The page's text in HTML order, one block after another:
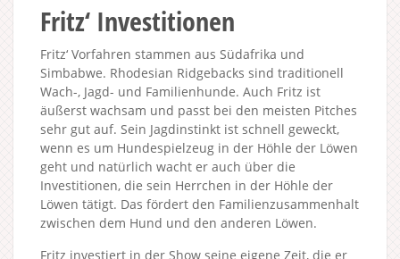
Fritz‘ Investitionen
Fritz‘ Vorfahren stammen aus Südafrika und
Simbabwe. Rhodesian Ridgebacks sind traditionell
Wach-, Jagd- und Familienhunde. Auch Fritz ist
äußerst wachsam und passt bei den meisten Pitches
sehr gut auf. Sein Jagdinstinkt ist schnell geweckt,
wenn es um Hundespielzeug in der Höhle der Löwen
geht und natürlich wacht er auch über die
Investitionen, die sein Herrchen in der Höhle der
Löwen tätigt. Das fördert den Familienzusammenhalt
zwischen dem Hund und den anderen Löwen.
Fritz investiert in der Show seine eigene Zeit, die er